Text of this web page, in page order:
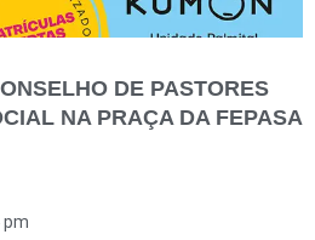
DE PASTORES
NA PRAÇA DA FEPASA
pm